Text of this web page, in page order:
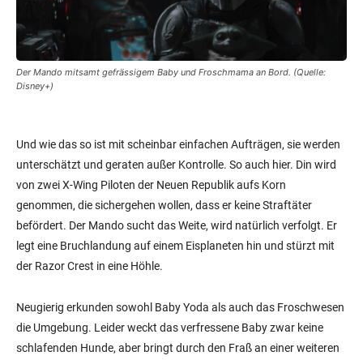
Der Mando mitsamt gefrässigem Baby und Froschmama an Bord. (Quelle:
Disney+)
Und wie das so ist mit scheinbar einfachen Aufträgen, sie werden
unterschätzt und geraten außer Kontrolle. So auch hier. Din wird
von zwei X-Wing Piloten der Neuen Republik aufs Korn
genommen, die sichergehen wollen, dass er keine Straftäter
befördert. Der Mando sucht das Weite, wird natürlich verfolgt. Er
legt eine Bruchlandung auf einem Eisplaneten hin und stürzt mit
der Razor Crest in eine Höhle.
Neugierig erkunden sowohl Baby Yoda als auch das Froschwesen
die Umgebung. Leider weckt das verfressene Baby zwar keine
schlafenden Hunde, aber bringt durch den Fraß an einer weiteren